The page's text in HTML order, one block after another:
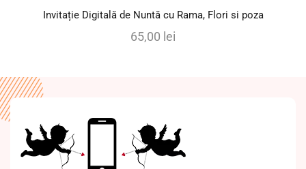
Invitație Digitală de Nuntă cu Rama, Flori si poza
65,00 lei